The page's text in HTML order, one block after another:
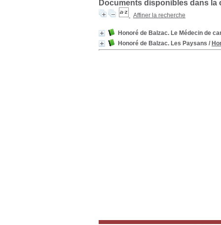
Documents disponibles dans la
Affiner la recherche
Honoré de Balzac. Le Médecin de
Honoré de Balzac. Les Paysans /